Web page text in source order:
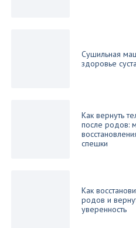
Сушильная
здоровье
Как вернуть
после родов:
спешки
Как
родов и
уверенность